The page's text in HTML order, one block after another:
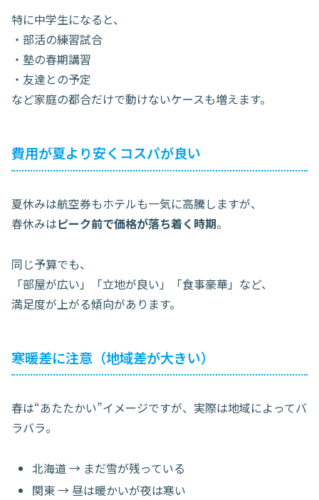
特に中学生になると、
・部活の練習試合
・塾の春期講習
・友達との予定
など家庭の都合だけで動けないケースも増えます。
費用が夏より安くコスパが良い
夏休みは航空券もホテルも一気に高騰しますが、
春休みはピーク前で価格が落ち着く時期。
同じ予算でも、
「部屋が広い」「立地が良い」「食事豪華」など、
満足度が上がる傾向があります。
寒暖差に注意（地域差が大きい）
春は“あたたかい”イメージですが、実際は地域によってバ
ラバラ。
北海道 → まだ雪が残っている
関東 → 昼は暖かいが夜は寒い